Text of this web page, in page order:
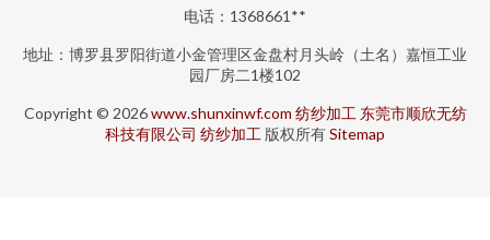
电话：1368661**
地址：博罗县罗阳街道小金管理区金盘村月头岭（土名）嘉恒工业
园厂房二1楼102
Copyright © 2026www.shunxinwf.com 纺纱加工 东莞市顺欣无纺
科技有限公司 纺纱加工 版权所有Sitemap